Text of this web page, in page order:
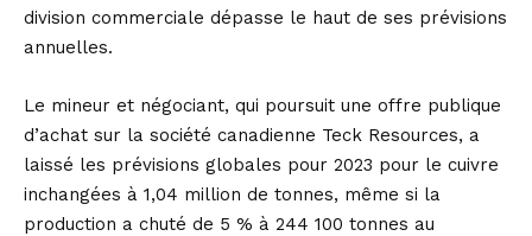
division commerciale dépasse le haut de ses prévisions
annuelles.
Le mineur et négociant, qui poursuit une offre publique
d’achat sur la société canadienne Teck Resources, a
laissé les prévisions globales pour 2023 pour le cuivre
inchangées à 1,04 million de tonnes, même si la
production a chuté de 5 % à 244 100 tonnes au